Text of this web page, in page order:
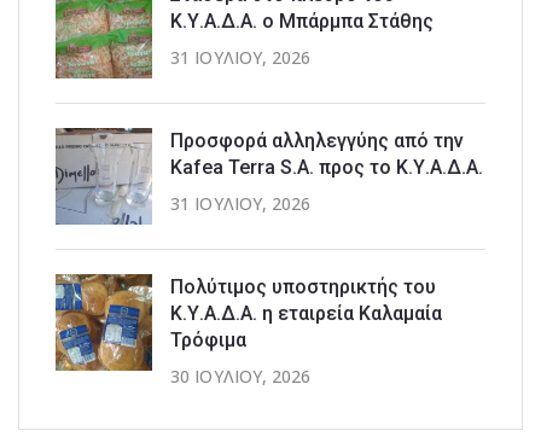
Κ.Υ.Α.Δ.Α. ο Μπάρμπα Στάθης
31 ΙΟΥΛΊΟΥ, 2026
Προσφορά αλληλεγγύης από την
Kafea Terra S.A. προς το Κ.Υ.Α.Δ.Α.
31 ΙΟΥΛΊΟΥ, 2026
Πολύτιμος υποστηρικτής του
Κ.Υ.Α.Δ.Α. η εταιρεία Καλαμαία
Τρόφιμα
30 ΙΟΥΛΊΟΥ, 2026